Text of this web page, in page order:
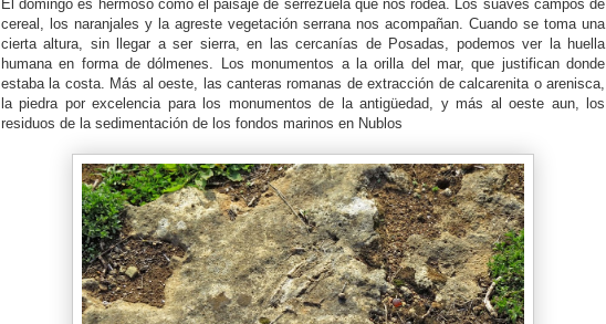
El domingo es hermoso como el paisaje de serrezuela que nos rodea. Los suaves campos de
cereal, los naranjales y la agreste vegetación serrana nos acompañan. Cuando se toma una
cierta altura, sin llegar a ser sierra, en las cercanías de Posadas, podemos ver la huella
humana en forma de dólmenes. Los monumentos a la orilla del mar, que justifican donde
estaba la costa. Más al oeste, las canteras romanas de extracción de calcarenita o arenisca,
la piedra por excelencia para los monumentos de la antigüedad, y más al oeste aun, los
residuos de la sedimentación de los fondos marinos en Nublos